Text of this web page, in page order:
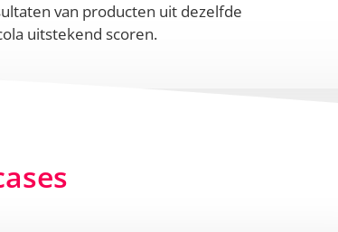
van producten uit dezelfde
uitstekend scoren.